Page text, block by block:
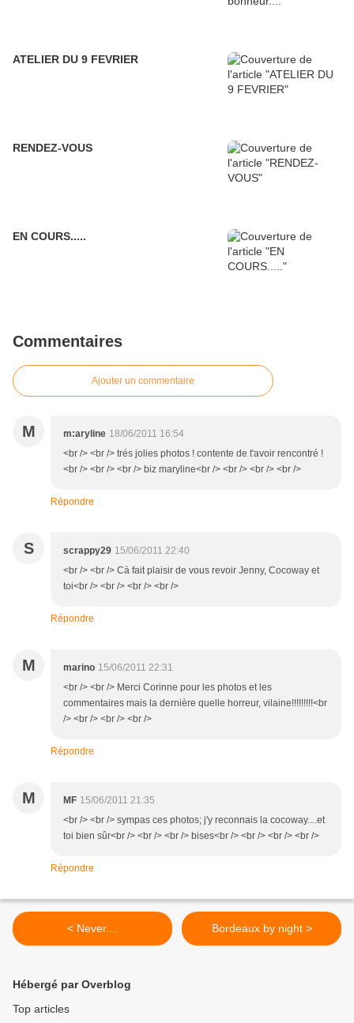
ATELIER DU 9 FEVRIER
RENDEZ-VOUS
EN COURS.....
Commentaires
Ajouter un commentaire
M m:aryline 18/06/2011 16:54
<br /> <br /> trés jolies photos ! contente de t'avoir rencontré !
<br /> <br /> <br /> biz maryline<br /> <br /> <br /> <br />
Répondre
S scrappy29 15/06/2011 22:40
<br /> <br /> Cà fait plaisir de vous revoir Jenny, Cocoway et
toi<br /> <br /> <br /> <br />
Répondre
M marino 15/06/2011 22:31
<br /> <br /> Merci Corinne pour les photos et les
commentaires mais la dernière quelle horreur, vilaine!!!!!!!!!<br
/> <br /> <br /> <br />
Répondre
M MF 15/06/2011 21:35
<br /> <br /> sympas ces photos; j'y reconnais la cocoway....et
toi bien sûr<br /> <br /> <br /> bises<br /> <br /> <br /> <br />
Répondre
< Never.... Bordeaux by night >
Hébergé par Overblog
Top articles